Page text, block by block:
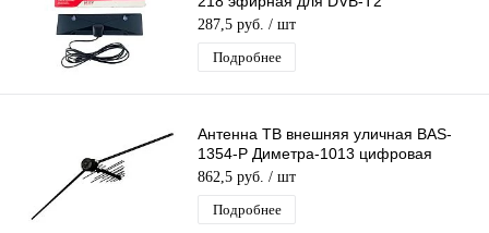
телевидения
287,5 руб. / шт
Подробнее
Антенна ТВ внешняя уличная BAS-
1354-P Диметра-1013 цифровая
эфирная для DVB-T2 телевидения
Рэмо
862,5 руб. / шт
Подробнее